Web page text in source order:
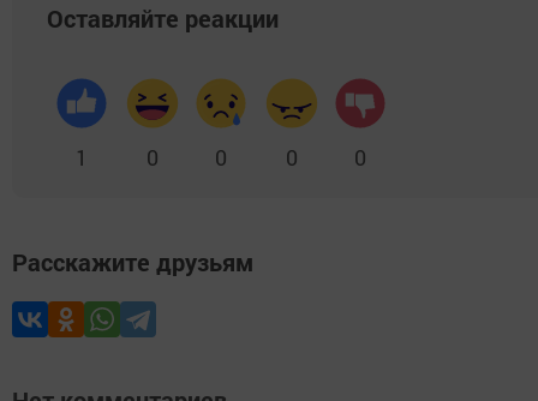
Оставляйте реакции
1 0 0 0 0
Расскажите друзьям